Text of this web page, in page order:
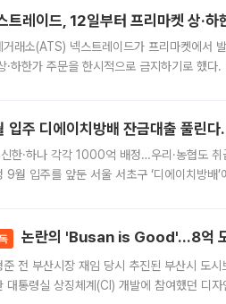
트레이드, 12일부터 프리마켓 상·하
거래소(ATS) 넥스트레이드가 프리마켓에서
·하한가 주문을 한시적으로 금지하기로 했
입주 디에이치방배 잔금대출 풀린
신한·하나 각각 1000억 배정…우리·농협도
9월 입주를 앞둔 서울 서초구 ‘디에이치방
논란의 'Busan is Good'…8억 도
준 전 부산시장 재임 당시 추진된 부산시 도
대통령실 상징체계(CI) 개발에 참여했던 디